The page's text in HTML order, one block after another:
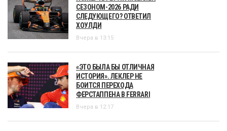
СЕЗОНОМ-2026 РАДИ
СЛЕДУЮЩЕГО? ОТВЕТИЛ
ХОУЛДИ
Вчера в 13:15
«ЭТО БЫЛА БЫ ОТЛИЧНАЯ
ИСТОРИЯ». ЛЕКЛЕР НЕ
БОИТСЯ ПЕРЕХОДА
ФЕРСТАППЕНА В FERRARI
Вчера в 12:17